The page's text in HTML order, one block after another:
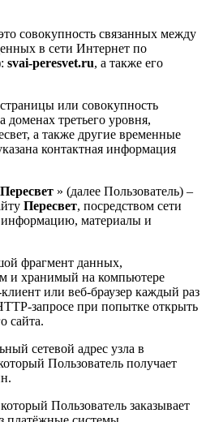
совокупность связанных между
в сети Интернет по
svai-peresvet.ru, а также его
или совокупность
третьего уровня,
а также другие временные
контактная информация
Пересвет » (далее Пользователь) –
Пересвет, посредством сети
материалы и
фрагмент данных,
и хранимый на компьютере
или веб-браузер каждый раз
запросе при попытке открыть
сайта.
сетевой адрес узла в
Пользователь получает
Пользователь заказывает